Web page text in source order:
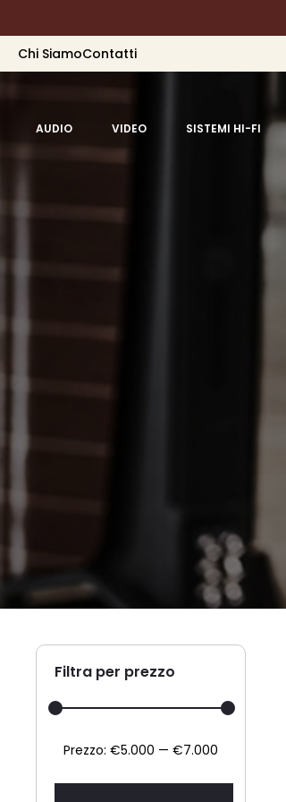
Chi SiamoContatti
AUDIO VIDEO SISTEMI HI-FI
Filtra per prezzo
Prezzo
Prezzo
Prezzo: €5.000 — €7.000